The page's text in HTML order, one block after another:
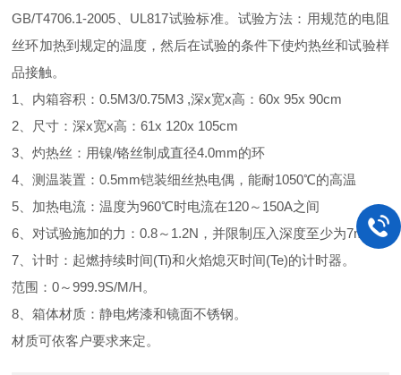
GB/T4706.1-2005、UL817试验标准。试验方法：用规范的电阻
丝环加热到规定的温度，然后在试验的条件下使灼热丝和试验样
品接触。
1
、内箱容积：0.5M3/0.75M3 ,深x宽x高：60x 95x 90cm
2 、尺寸：深x宽x高：61x 120x 105cm
3 、灼热丝：用镍/铬丝制成直径4.0mm的环
4 、测温装置：0.5mm铠装细丝热电偶，能耐1050℃的高温
5 、加热电流：温度为960℃时电流在120～150A之间
6 、对试验施加的力：0.8～1.2N，并限制压入深度至少为7mm
7 、计时：起燃持续时间(Ti)和火焰熄灭时间(Te)的计时器。
范围：0～999.9S/M/H。
8 、箱体材质：静电烤漆和镜面不锈钢。
材质可依客户要求来定。